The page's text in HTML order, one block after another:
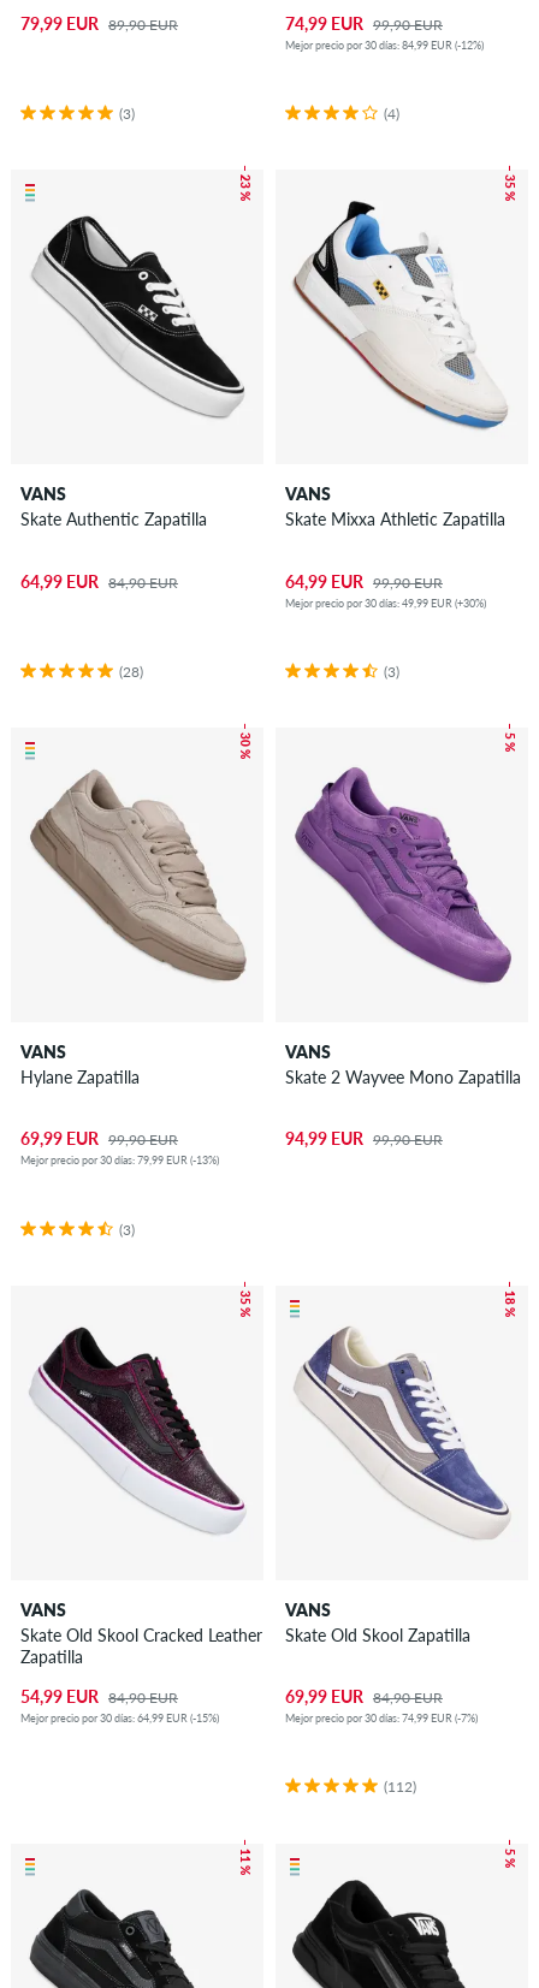
79,99 EUR 89,90 EUR
(3)
74,99 EUR 99,90 EUR
Mejor precio por 30 días: 84,99 EUR (-12%)
(4)
– 23 %
VANS
Skate Authentic Zapatilla
64,99 EUR 84,90 EUR
(28)
– 35 %
VANS
Skate Mixxa Athletic Zapatilla
64,99 EUR 99,90 EUR
Mejor precio por 30 días: 49,99 EUR (+30%)
(3)
– 30 %
VANS
Hylane Zapatilla
69,99 EUR 99,90 EUR
Mejor precio por 30 días: 79,99 EUR (-13%)
(3)
– 5 %
VANS
Skate 2 Wayvee Mono Zapatilla
94,99 EUR 99,90 EUR
– 35 %
VANS
Skate Old Skool Cracked Leather
Zapatilla
54,99 EUR 84,90 EUR
Mejor precio por 30 días: 64,99 EUR (-15%)
– 18 %
VANS
Skate Old Skool Zapatilla
69,99 EUR 84,90 EUR
Mejor precio por 30 días: 74,99 EUR (-7%)
(112)
– 11 % – 5 %